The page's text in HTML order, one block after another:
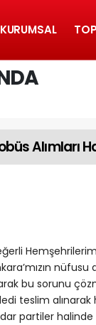
KURUMSAL
Alımları
bu sorunu
teslim alınarak
partiler halinde